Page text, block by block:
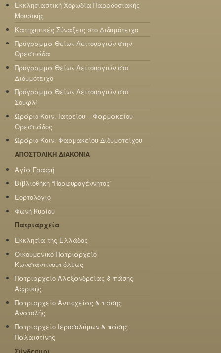
Εκκλησιαστική Χορωδία Παραδοσιακής
Μουσικής
Κατηχητικές Σύναξεις στο Διδυμότειχο
Πρόγραμμα Θείων Λειτουργιών στην
Ορεστιάδα
Πρόγραμμα Θείων Λειτουργιών στο
Διδυμότειχο
Πρόγραμμα Θείων Λειτουργιών στο
Σουφλί
Ωράριο Κοιν. Ιατρείου – Φαρμακείου
Ορεστιάδος
Ωράριο Κοιν. Φαρμακείου Διδυμοτείχου
ΑΠΟΣΤΟΛΙΚΗ ΔΙΑΚΟΝΙΑ
Αγία Γραφή
Βιβλιοθήκη “Πορφυρογέννητος”
Εορτολόγιο
Φωνή Κυρίου
Πατριαρχεία
Εκκλησία της Ελλάδος
Οικουμενικό Πατριαρχείο
Κωνσταντινουπόλεως
Πατριαρχείο Αλεξανδρείας & πάσης
Αφρικής
Πατριαρχείο Αντιοχείας & πάσης
Ανατολής
Πατριαρχείο Ιεροσολύμων & πάσης
Παλαιστίνης
Σύνδεσμοι